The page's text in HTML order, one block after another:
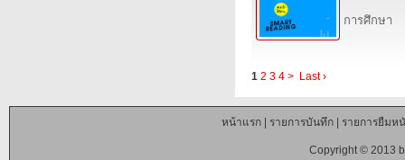
การศึกษา
1 2 3 4 > Last ›
หน้าแรก| รายการบันทึก| รายการยืมห
Copyright © 2013